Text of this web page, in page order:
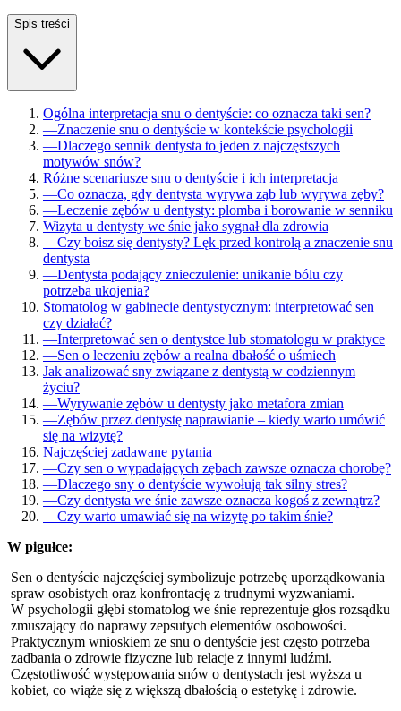
Spis treści
Ogólna interpretacja snu o dentyście: co oznacza taki sen?
—Znaczenie snu o dentyście w kontekście psychologii
—Dlaczego sennik dentysta to jeden z najczęstszych
motywów snów?
Różne scenariusze snu o dentyście i ich interpretacja
—Co oznacza, gdy dentysta wyrywa ząb lub wyrywa zęby?
—Leczenie zębów u dentysty: plomba i borowanie w senniku
Wizyta u dentysty we śnie jako sygnał dla zdrowia
—Czy boisz się dentysty? Lęk przed kontrolą a znaczenie snu
dentysta
—Dentysta podający znieczulenie: unikanie bólu czy
potrzeba ukojenia?
Stomatolog w gabinecie dentystycznym: interpretować sen
czy działać?
—Interpretować sen o dentystce lub stomatologu w praktyce
—Sen o leczeniu zębów a realna dbałość o uśmiech
Jak analizować sny związane z dentystą w codziennym
życiu?
—Wyrywanie zębów u dentysty jako metafora zmian
—Zębów przez dentystę naprawianie – kiedy warto umówić
się na wizytę?
Najczęściej zadawane pytania
—Czy sen o wypadających zębach zawsze oznacza chorobę?
—Dlaczego sny o dentyście wywołują tak silny stres?
—Czy dentysta we śnie zawsze oznacza kogoś z zewnątrz?
—Czy warto umawiać się na wizytę po takim śnie?
W pigułce:
Sen o dentyście najczęściej symbolizuje potrzebę uporządkowania
spraw osobistych oraz konfrontację z trudnymi wyzwaniami.
W psychologii głębi stomatolog we śnie reprezentuje głos rozsądku
zmuszający do naprawy zepsutych elementów osobowości.
Praktycznym wnioskiem ze snu o dentyście jest często potrzeba
zadbania o zdrowie fizyczne lub relacje z innymi ludźmi.
Częstotliwość występowania snów o dentystach jest wyższa u
kobiet, co wiąże się z większą dbałością o estetykę i zdrowie.